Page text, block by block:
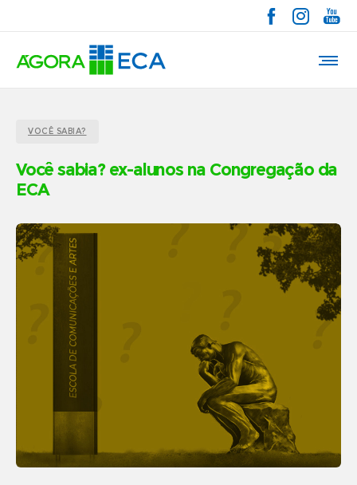
VOCÊ SABIA?
Você sabia? ex-alunos na Congregação da
ECA